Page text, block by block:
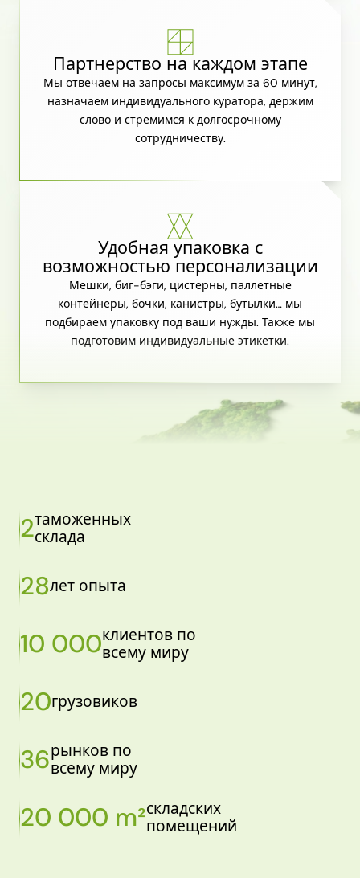
Партнерство на каждом этапе
Мы отвечаем на запросы максимум за 60 минут,
назначаем индивидуального куратора, держим
слово и стремимся к долгосрочному
сотрудничеству.
Удобная упаковка с
возможностью персонализации
Мешки, биг-бэги, цистерны, паллетные
контейнеры, бочки, канистры, бутылки… мы
подбираем упаковку под ваши нужды. Также мы
подготовим индивидуальные этикетки.
2таможенных
склада
28лет опыта
10 000клиентов по
всему миру
20грузовиков
36рынков по
всему миру
20 000 m²складских
помещений